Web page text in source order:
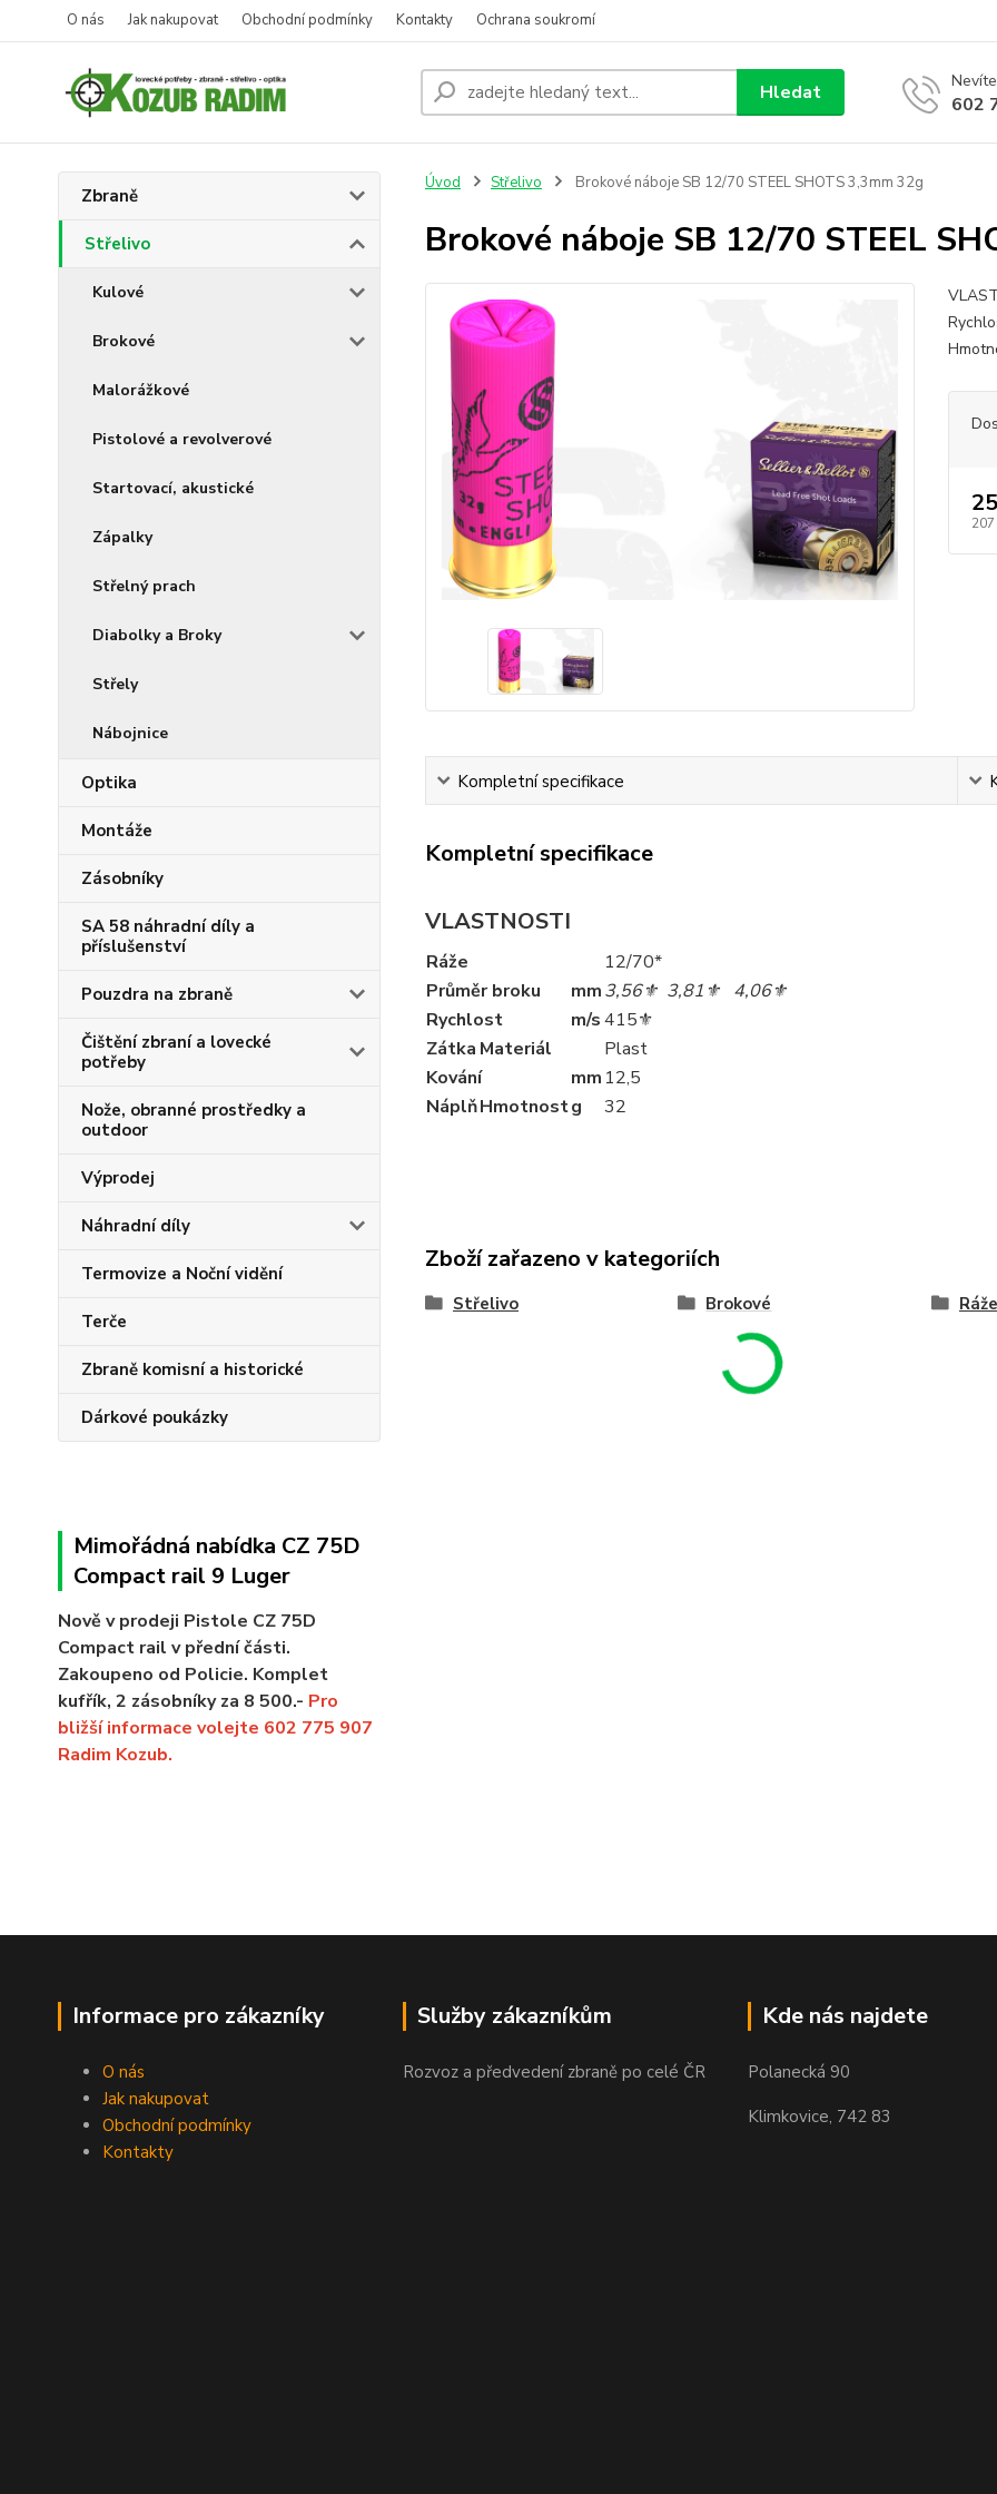
O nás Jak nakupovat Obchodní podmínky Kontakty Ochrana soukromí
Hledat
602
Zbraně
Střelivo
Kulové
Brokové
Malorážkové
Pistolové a revolverové
Startovací, akustické
Zápalky
Střelný prach
Diabolky a Broky
Střely
Nábojnice
Optika
Montáže
Zásobníky
SA 58 náhradní díly a
příslušenství
Pouzdra na zbraně
Čištění zbraní a lovecké
potřeby
Nože, obranné prostředky a
outdoor
Výprodej
Náhradní díly
Termovize a Noční vidění
Terče
Zbraně komisní a historické
Dárkové poukázky
Mimořádná nabídka CZ 75D
Compact rail 9 Luger
Nově v prodeji Pistole CZ 75D
Compact rail v přední části.
Zakoupeno od Policie. Komplet
kufřík, 2 zásobníky za 8 500.- Pro
bližší informace volejte 602 775 907
Radim Kozub.
Úvod Střelivo Brokové náboje SB 12/70 STEEL SHOTS 3,3mm 32g
Brokové náboje SB 12/70 STEEL
207
Kompletní specifikace
Kompletní specifikace
VLASTNOSTI
Ráže
12/70*
Průměr broku
mm3,56⚜︎ 3,81⚜︎ 4,06⚜︎
Rychlost
m/s415⚜︎
Zátka Materiál
Plast
Kování
mm 12,5
NáplňHmotnostg 32
Zboží zařazeno v kategoriích
Střelivo Brokové
Informace pro zákazníky
O nás
Jak nakupovat
Obchodní podmínky
Kontakty
Služby zákazníkům
Rozvoz a předvedení zbraně po celé ČR
Kde nás najdete
Polanecká 90
Klimkovice, 742 83